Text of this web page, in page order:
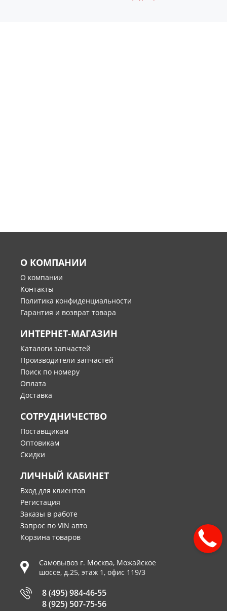
О КОМПАНИИ
О компании
Контакты
Политика конфиденциальности
Гарантия и возврат товара
ИНТЕРНЕТ-МАГАЗИН
Каталоги запчастей
Производители запчастей
Поиск по номеру
Оплата
Доставка
СОТРУДНИЧЕСТВО
Поставщикам
Оптовикам
Скидки
ЛИЧНЫЙ КАБИНЕТ
Вход для клиентов
Регистация
Заказы в работе
Запрос по VIN авто
Корзина товаров
Самовывоз г. Москва, Можайское
шоссе, д.25, этаж 1, офис 119/3
8 (495) 984-46-55
8 (925) 507-75-56